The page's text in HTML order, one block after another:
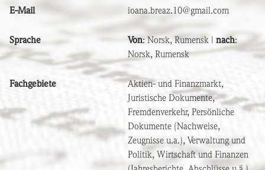
E-Mail
ioana.breaz.10@gmail.com
Sprache Von: Norsk, Rumensk | nach:
Norsk, Rumensk
Fachgebiete
Aktien- und Finanzmarkt,
Juristische Dokumente,
Fremdenverkehr, Persönliche
Dokumente (Nachweise,
Zeugnisse u.a.), Verwaltung und
Politik, Wirtschaft und Finanzen